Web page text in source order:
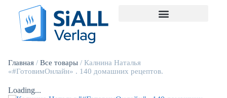
Главная / Все товары / Калнина Наталья
«#ГотовимОнлайн» . 140 домашних рецептов.
Loading...